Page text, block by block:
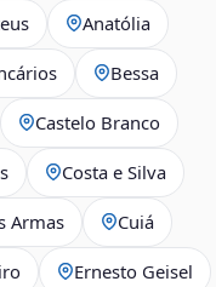
Anatólia
Bessa
Castelo Branco
Costa e Silva
Armas Cuiá
Ernesto Geisel